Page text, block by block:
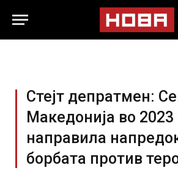
Стејт депратмен:
Македонија во 2023
направила
борбата против